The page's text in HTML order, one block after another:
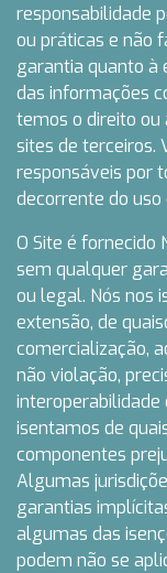
responsabilidade
ou práticas e não
garantia quanto à
das informações
temos o direito ou
sites de terceiros.
responsáveis ​​por
decorrente do uso
O Site é fornecido
sem qualquer
ou legal. Nós nos
extensão, de
comercialização,
não violação,
interoperabilidade
isentamos de
componentes
Algumas
garantias
algumas das
podem não se